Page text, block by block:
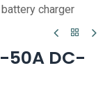
charger
50A DC-